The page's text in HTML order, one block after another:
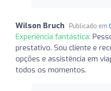
Wilson Bruch Publicado em
Experiência fantástica:
prestativo. Sou cliente e
opções e assistência em
todos os momentos.